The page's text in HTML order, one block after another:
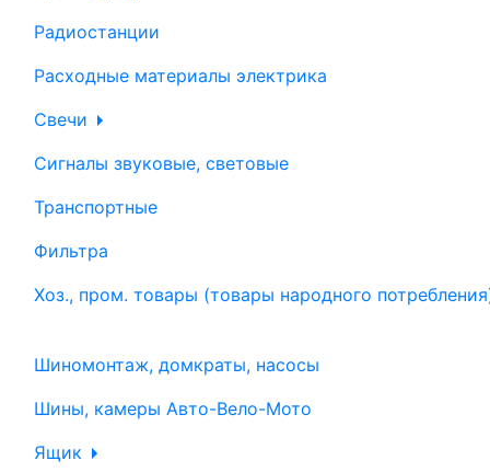
Радиостанции
Расходные материалы электрика
Свечи
Сигналы звуковые, световые
Транспортные
Фильтра
Хоз., пром. товары (товары народного
Шиномонтаж, домкраты, насосы
Шины, камеры Авто-Вело-Мото
Ящик